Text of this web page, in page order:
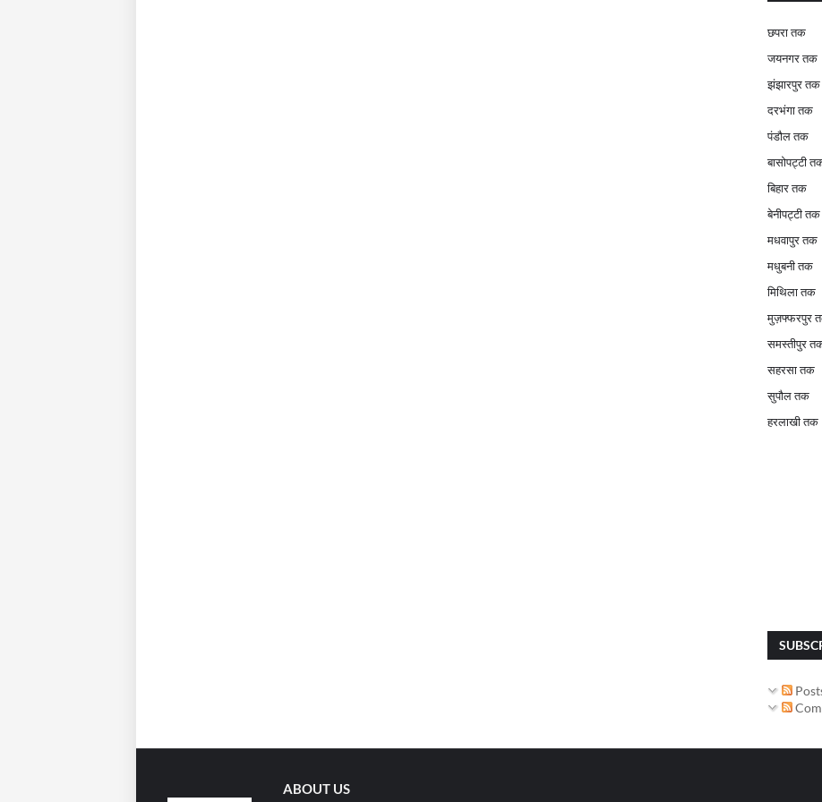
छपरा तक
जयनगर तक
झंझारपुर तक
दरभंगा तक
पंडौल तक
बासोपट्टी
बिहार तक
बेनीपट्टी तक
मधवापुर तक
मधुबनी तक
मिथिला तक
मुज़फ्फरपुर
समस्तीपुर
सहरसा तक
सुपौल तक
हरलाखी तक
ABOUT US